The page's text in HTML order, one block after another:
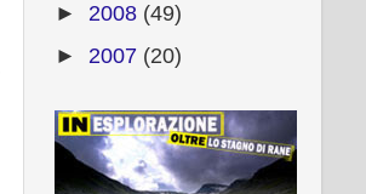
► 2008 (49)
► 2007 (20)